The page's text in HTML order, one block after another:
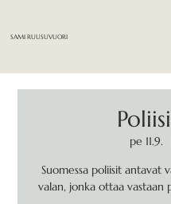
SAMI RUUSUVUORI
pe 11.9.
Suomessa poliisit antavat
valan, jonka ottaa vastaan